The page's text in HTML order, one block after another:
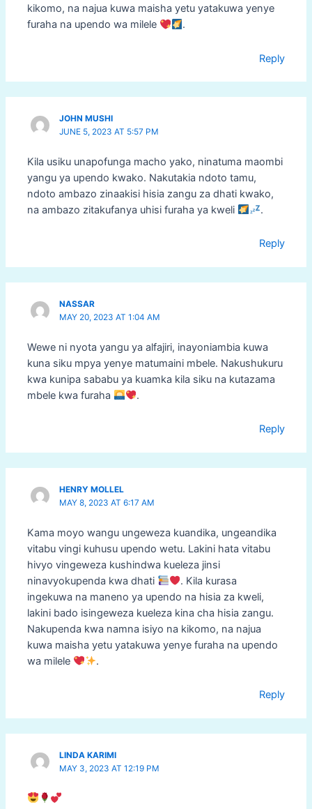
kikomo, na najua kuwa maisha yetu yatakuwa yenye
furaha na upendo wa milele
.
Reply
JOHN MUSHI
JUNE 5, 2023 AT 5:57 PM
Kila usiku unapofunga macho yako, ninatuma maombi
yangu ya upendo kwako. Nakutakia ndoto tamu,
ndoto ambazo zinaakisi hisia zangu za dhati kwako,
na ambazo zitakufanya uhisi furaha ya kweli
.
Reply
NASSAR
MAY 20, 2023 AT 1:04 AM
Wewe ni nyota yangu ya alfajiri, inayoniambia kuwa
kuna siku mpya yenye matumaini mbele. Nakushukuru
kwa kunipa sababu ya kuamka kila siku na kutazama
mbele kwa furaha
.
Reply
HENRY MOLLEL
MAY 8, 2023 AT 6:17 AM
Kama moyo wangu ungeweza kuandika, ungeandika
vitabu vingi kuhusu upendo wetu. Lakini hata vitabu
hivyo vingeweza kushindwa kueleza jinsi
ninavyokupenda kwa dhati
. Kila kurasa
ingekuwa na maneno ya upendo na hisia za kweli,
lakini bado isingeweza kueleza kina cha hisia zangu.
Nakupenda kwa namna isiyo na kikomo, na najua
kuwa maisha yetu yatakuwa yenye furaha na upendo
wa milele
.
Reply
LINDA KARIMI
MAY 3, 2023 AT 12:19 PM